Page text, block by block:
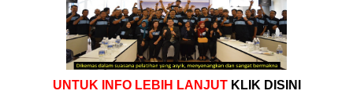
UNTUK INFO LEBIH LANJUT KLIK DISINI